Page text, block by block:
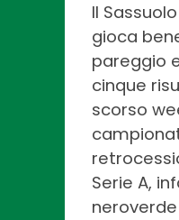
Il
gioca
pareggio
cinque
scorso
Serie A,